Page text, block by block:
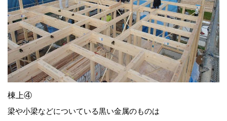
棟上④
梁や小梁などについている黒い金属のものは